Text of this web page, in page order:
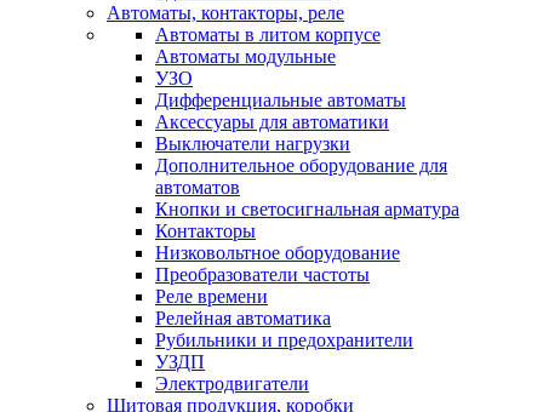
Автоматы, контакторы, реле
Автоматы в литом корпусе
Автоматы модульные
УЗО
Дифференциальные автоматы
Аксессуары для автоматики
Выключатели нагрузки
Дополнительное оборудование для
автоматов
Кнопки и светосигнальная арматура
Контакторы
Низковольтное оборудование
Преобразователи частоты
Реле времени
Релейная автоматика
Рубильники и предохранители
УЗДП
Электродвигатели
Щитовая продукция, коробки